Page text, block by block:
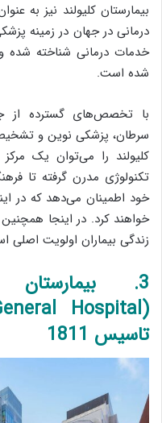
بیمارستان کلیولند نیز به
درمانی در جهان در زمینه
خدمات درمانی شناخته شده و
شده است.
با تخصص‌های گسترده از
سرطان، پزشکی نوین و تشخیص
کلیولند را می‌توان یک
تکنولوژی مدرن گرفته تا
خود اطمینان می‌دهد که در
خواهند کرد. در اینجا
زندگی بیماران اولویت اصلی
3.
تاسیس 1811